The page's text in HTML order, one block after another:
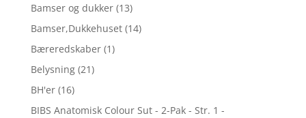
Bamser og dukker (13)
Bamser,Dukkehuset (14)
Bæreredskaber (1)
Belysning (21)
BH'er (16)
BIBS Anatomisk Colour Sut - 2-Pak - Str. 1 -